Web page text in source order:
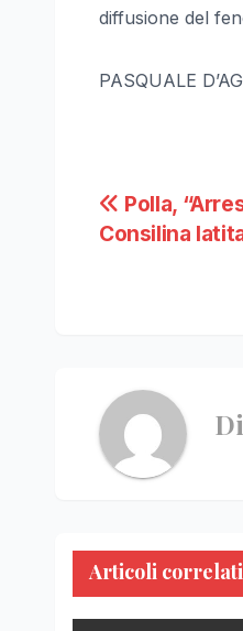
diffusione del
PASQUALE
articoli
Polla,
Consilina
Di
Articoli correlati